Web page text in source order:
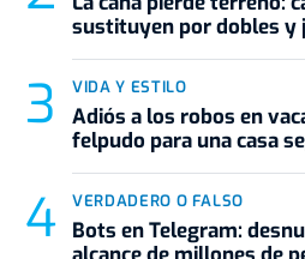
sustituyen por dobles y
VIDA Y ESTILO
Adiós a los robos en
felpudo para una casa
VERDADERO O FALSO
Bots en Telegram: